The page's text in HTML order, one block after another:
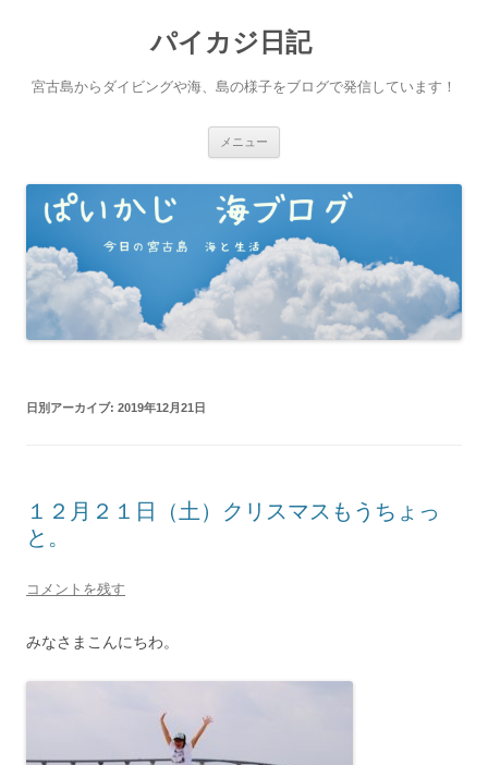
パイカジ日記
宮古島からダイビングや海、島の様子をブログで発信しています！
メニュー
ツ
へ
ス
キ
ッ
プ
日別アーカイブ: 2019年12月21日
１２月２１日（土）クリスマスもうちょっ
と。
コメントを残す
みなさまこんにちわ。